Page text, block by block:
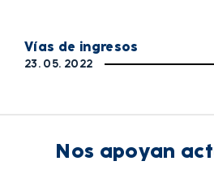
Vías de ingresos
23. 05. 2022
Nos apoyan